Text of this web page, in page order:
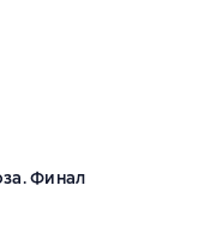
на основе 2 оценок
Финал